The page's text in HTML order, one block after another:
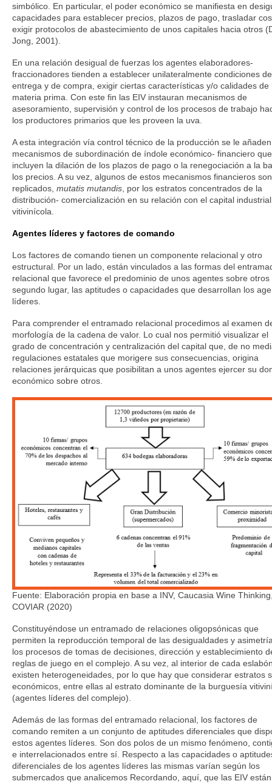
simbólico. En particular, el poder económico se manifiesta en
capacidades para establecer precios, plazos de pago, trasladar
exigir protocolos de abastecimiento de unos capitales hacia otros
Jong, 2001).
En una relación desigual de fuerzas los agentes elaboradores-
fraccionadores tienden a establecer unilateralmente condiciones de
entrega y de compra, exigir ciertas características y/o calidades de
materia prima. Con este fin las EIV instauran mecanismos de
asesoramiento, supervisión y control de los procesos de trabajo
los productores primarios que les proveen la uva.
A esta integración vía control técnico de la producción se le añaden
mecanismos de subordinación de índole económico- financiero que
incluyen la dilación de los plazos de pago o la renegociación a la
los precios. A su vez, algunos de estos mecanismos financieros son
replicados, mutatis mutandis , por los estratos concentrados de la
distribución- comercialización en su relación con el capital industrial
vitivinícola.
Agentes líderes y factores de comando
Los factores de comando tienen un componente relacional y otro
estructural. Por un lado, están vinculados a las formas del
relacional que favorece el predominio de unos agentes sobre otros
segundo lugar, las aptitudes o capacidades que desarrollan los
líderes.
Para comprender el entramado relacional procedimos al examen
morfología de la cadena de valor. Lo cual nos permitió visualizar el
grado de concentración y centralización del capital que, de no
regulaciones estatales que morigere sus consecuencias, origina
relaciones jerárquicas que posibilitan a unos agentes ejercer su
económico sobre otros.
Fuente: Elaboración propia en base a INV, Caucasia Wine
COVIAR (2020)
Constituyéndose un entramado de relaciones oligopsónicas que
permiten la reproducción temporal de las desigualdades y
los procesos de tomas de decisiones, dirección y establecimiento
reglas de juego en el complejo. A su vez, al interior de cada
existen heterogeneidades, por lo que hay que considerar estratos
económicos, entre ellas al estrato dominante de la burguesía
(agentes líderes del complejo).
Además de las formas del entramado relacional, los factores de
comando remiten a un conjunto de aptitudes diferenciales que
estos agentes líderes. Son dos polos de un mismo fenómeno,
e interrelacionados entre sí. Respecto a las capacidades o
diferenciales de los agentes líderes las mismas varían según los
submercados que analicemos Recordando, aquí, que las EIV están